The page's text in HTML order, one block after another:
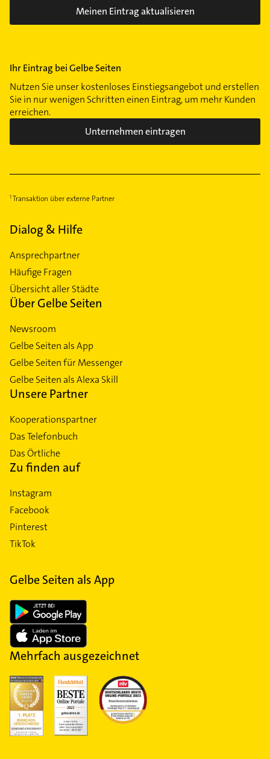
Meinen Eintrag aktualisieren
Ihr Eintrag bei Gelbe Seiten
Nutzen Sie unser kostenloses Einstiegsangebot und erstellen
Sie in nur wenigen Schritten einen Eintrag, um mehr Kunden
erreichen.
Unternehmen eintragen
Transaktion über externe Partner
Dialog & Hilfe
Ansprechpartner
Häufige Fragen
Übersicht aller Städte
Über Gelbe Seiten
Newsroom
Gelbe Seiten als App
Gelbe Seiten für Messenger
Gelbe Seiten als Alexa Skill
Unsere Partner
Kooperationspartner
Das Telefonbuch
Das Örtliche
Zu finden auf
Instagram
Facebook
Pinterest
TikTok
Gelbe Seiten als App
Mehrfach ausgezeichnet